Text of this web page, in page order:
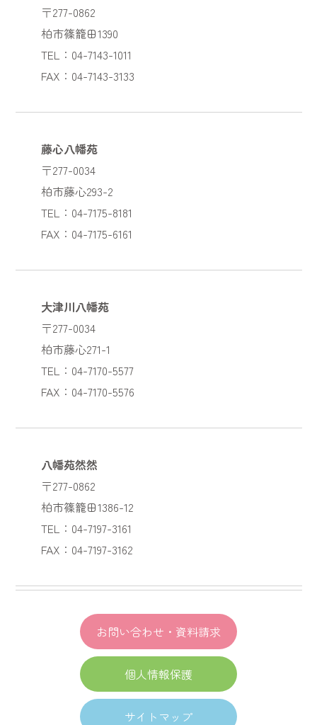
〒277-0862
柏市篠籠田1390
TEL：04-7143-1011
FAX：04-7143-3133
藤心八幡苑
〒277-0034
柏市藤心293-2
TEL：04-7175-8181
FAX：04-7175-6161
大津川八幡苑
〒277-0034
柏市藤心271-1
TEL：04-7170-5577
FAX：04-7170-5576
八幡苑然然
〒277-0862
柏市篠籠田1386-12
TEL：04-7197-3161
FAX：04-7197-3162
お問い合わせ・資料請求
個人情報保護
サイトマップ